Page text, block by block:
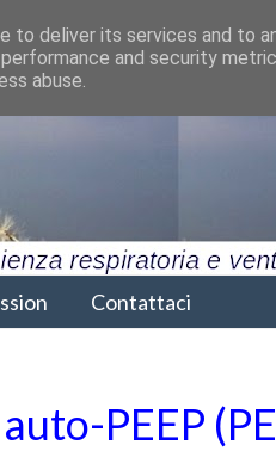
Contattaci
PEEP
to deliver its services and to
and security
abuse.